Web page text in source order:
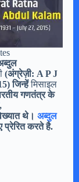
(अंग्रेज़ी: A P J
जिन्हेंमिसाइल
गणतंत्र के
,
थे। अब्दुल
करते है.